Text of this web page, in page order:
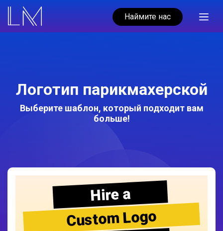
Наймите нас
Логотип парикмахерской
Выберите шаблон, который подходит вам
больше!
Hire a
Custom Logo